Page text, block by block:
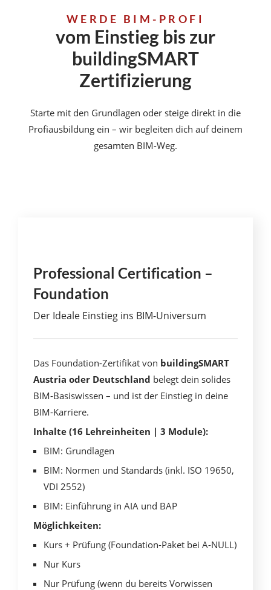
WERDE BIM-PROFI
vom Einstieg bis zur
buildingSMART
Zertifizierung
Starte mit den Grundlagen oder steige direkt in die
Profiausbildung ein – wir begleiten dich auf deinem
gesamten BIM-Weg.
Professional Certification –
Foundation
Der Ideale Einstieg ins BIM-Universum
Das Foundation-Zertifikat von buildingSMART
Austria oder Deutschland belegt dein solides
BIM-Basiswissen – und ist der Einstieg in deine
BIM-Karriere.
Inhalte (16 Lehreinheiten | 3 Module):
BIM: Grundlagen
BIM: Normen und Standards (inkl. ISO 19650,
VDI 2552)
BIM: Einführung in AIA und BAP
Möglichkeiten:
Kurs + Prüfung (Foundation-Paket bei A-NULL)
Nur Kurs
Nur Prüfung (wenn du bereits Vorwissen